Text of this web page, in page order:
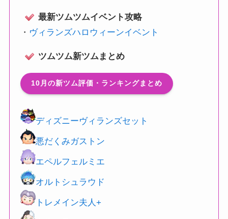
最新ツムツムイベント攻略
・ ヴィランズハロウィーンイベント
ツムツム新ツムまとめ
10月の新ツム評価・ランキングまとめ
ディズニーヴィランズセット
悪だくみガストン
エペルフェルミエ
オルトシュラウド
トレメイン夫人+